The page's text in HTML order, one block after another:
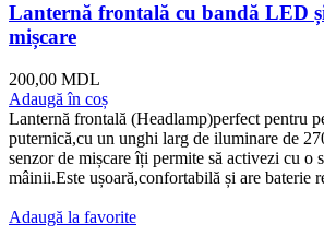
Lanternă frontală cu bandă LED
mișcare
200,00 MDL
Adaugă în coș
Lanternă frontală (Headlamp)perfect pentru
puternică,cu un unghi larg de iluminare de
senzor de mișcare îți permite să activezi cu o
mâinii.Este ușoară,confortabilă și are baterie
Adaugă la favorite